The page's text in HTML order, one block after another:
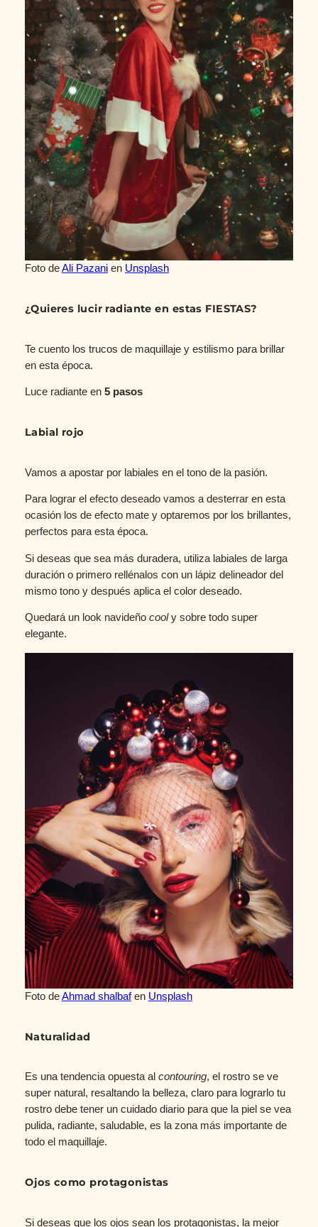
Foto deAli Pazanien Unsplash
¿Quieres lucir radiante en estas FIESTAS?
Te cuento los trucos de maquillaje y estilismo para brillar
en esta época.
Luce radiante en5 pasos
Labial rojo
Vamos a apostar por labiales en el tono de la pasión.
Para lograr el efecto deseado vamos a desterrar en esta
ocasión los de efecto mate y optaremos por los brillantes,
perfectos para esta época.
Si deseas que sea más duradera, utiliza labiales de larga
duración o primero rellénalos con un lápiz delineador del
mismo tono y después aplica el color deseado.
Quedará un look navideño cooly sobre todo super
elegante.
Foto deAhmad shalbafen Unsplash
Naturalidad
Es una tendencia opuesta al contouring, el rostro se ve
super natural, resaltando la belleza, claro para lograrlo tu
rostro debe tener un cuidado diario para que la piel se vea
pulida, radiante, saludable, es la zona más importante de
todo el maquillaje.
Ojos como protagonistas
Si deseas que los ojos sean los protagonistas, la mejor